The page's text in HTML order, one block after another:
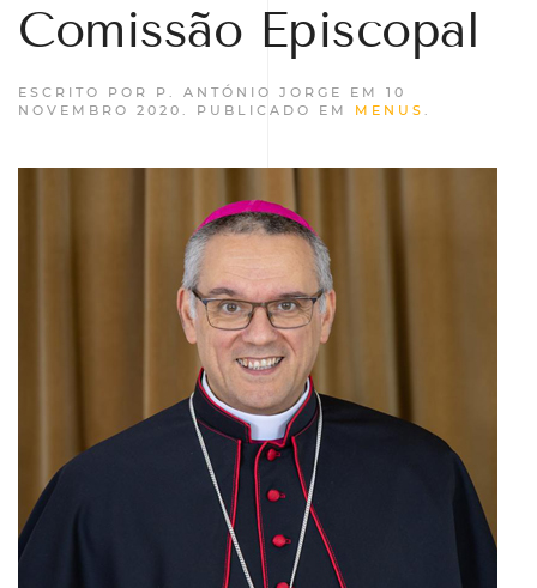
Comissão Episcopal
ESCRITO POR P. ANTÓNIO JORGE EM 10
NOVEMBRO 2020 . PUBLICADO EM MENUS .